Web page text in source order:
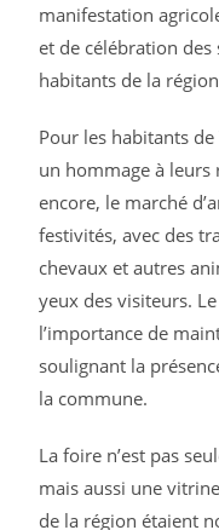
manifestation
et de célébration
habitants de la
Pour les habitants
un hommage à leurs
encore, le marché
festivités, avec des
chevaux et autres
yeux des visiteurs.
l’importance de
soulignant la
la commune.
La foire n’est pas
mais aussi une
de la région étaient